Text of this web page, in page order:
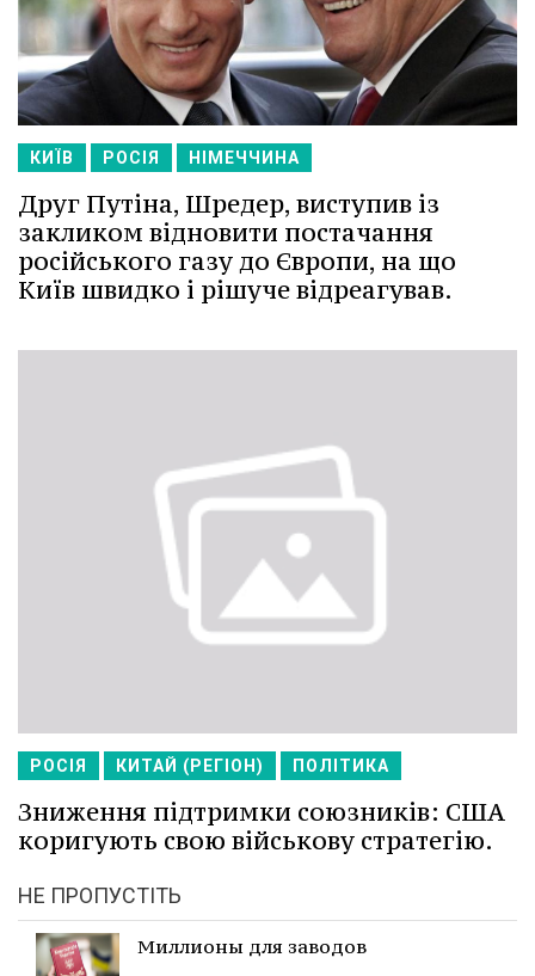
КИЇВ РОСІЯ НІМЕЧЧИНА
Друг Путіна, Шредер, виступив із
закликом відновити постачання
російського газу до Європи, на що
Київ швидко і рішуче відреагував.
РОСІЯ КИТАЙ (РЕГІОН) ПОЛІТИКА
Зниження підтримки союзників: США
коригують свою військову стратегію.
НЕ ПРОПУСТІТЬ
Миллионы для заводов